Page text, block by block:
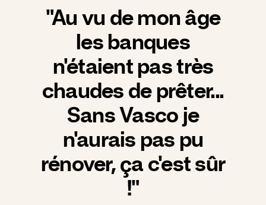
"Au vu de mon âge
les banques
n'étaient pas très
chaudes de prêter...
Sans Vasco je
n'aurais pas pu
rénover, ça c'est sûr
!"